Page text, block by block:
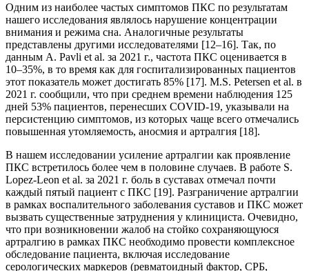
Одним из наиболее частых симптомов ПКС по результатам
нашего исследования являлось нарушение концентрации
внимания и режима сна. Аналогичные результаты
представлены другими исследователями [12–16]. Так, по
данным A. Pavli et al. за 2021 г., частота ПКС оценивается в
10–35%, в то время как для госпитализированных пациентов
этот показатель может достигать 85% [17]. M.S. Petersen et al. в
2021 г. сообщили, что при среднем времени наблюдения 125
дней 53% пациентов, перенесших COVID-19, указывали на
персистенцию симптомов, из которых чаще всего отмечались
повышенная утомляемость, аносмия и артралгия [18].
В нашем исследовании усиление артралгии как проявление
ПКС встретилось более чем в половине случаев. В работе S.
Lopez-Leon et al. за 2021 г. боль в суставах отмечал почти
каждый пятый пациент с ПКС [19]. Разграничение артралгии
в рамках воспалительного заболевания суставов и ПКС может
вызвать существенные затруднения у клинициста. Очевидно,
что при возникновении жалоб на стойко сохраняющуюся
артралгию в рамках ПКС необходимо провести комплексное
обследование пациента, включая исследование
серологических маркеров (ревматоидный фактор, СРБ,